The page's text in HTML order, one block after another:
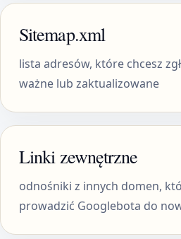
Sitemap.xml
lista adresów, które chcesz
ważne lub zaktualizowane
Linki zewnętrzne
odnośniki z innych domen,
prowadzić Googlebota do